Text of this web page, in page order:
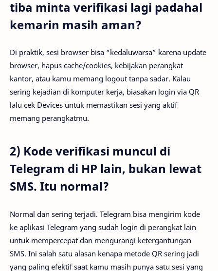
tiba minta verifikasi lagi padahal
kemarin masih aman?
Di praktik, sesi browser bisa “kedaluwarsa” karena update
browser, hapus cache/cookies, kebijakan perangkat
kantor, atau kamu memang logout tanpa sadar. Kalau
sering kejadian di komputer kerja, biasakan login via QR
lalu cek Devices untuk memastikan sesi yang aktif
memang perangkatmu.
2) Kode verifikasi muncul di
Telegram di HP lain, bukan lewat
SMS. Itu normal?
Normal dan sering terjadi. Telegram bisa mengirim kode
ke aplikasi Telegram yang sudah login di perangkat lain
untuk mempercepat dan mengurangi ketergantungan
SMS. Ini salah satu alasan kenapa metode QR sering jadi
yang paling efektif saat kamu masih punya satu sesi yang